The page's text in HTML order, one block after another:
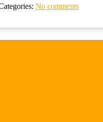
No comments